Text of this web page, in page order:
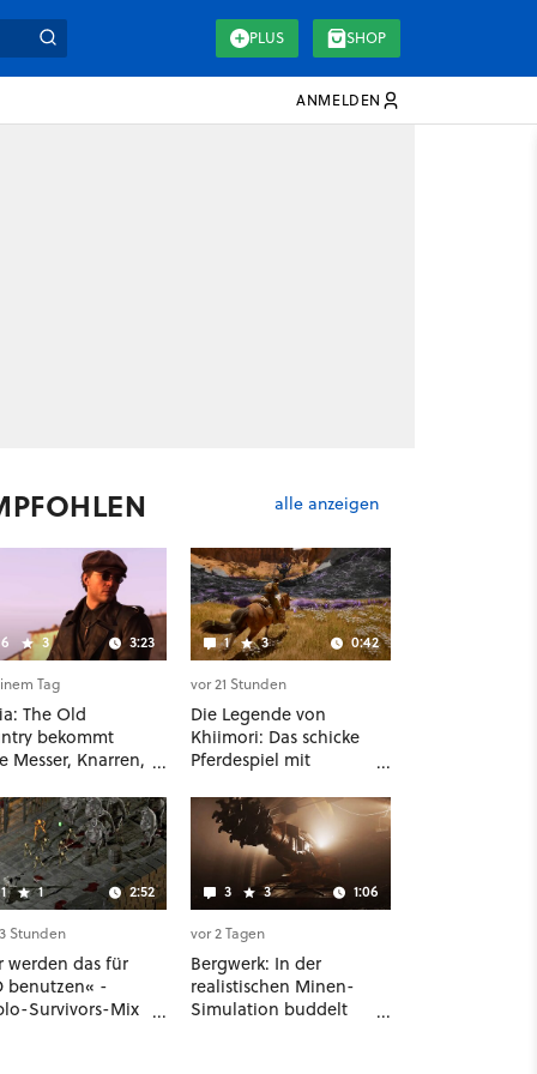
PLUS SHOP
ANMELDEN
alle anzeigen
6 3 3:23
Tag
The Old
bekommt
Messer, Knarren,
DLC hat
dabei als nur
1 3 0:42
vor 21 Stunden
Die Legende von
Khiimori: Das schicke
Pferdespiel mit
und Unreal-Grafik
wird jetzt noch größer
und gefährlicher
1 2:52
Stunden
werden das für
benutzen« -
Survivors-Mix
3 3 1:06
vor 2 Tagen
Bergwerk: In der
realistischen Minen-
Simulation buddelt